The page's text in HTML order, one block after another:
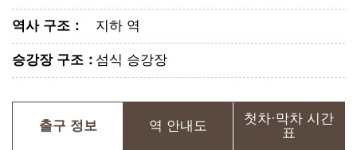
역사 구조 ： 지하 역
승강장 구조 ：섬식 승강장
출구 정보 역 안내도
첫차·막차 시간
표